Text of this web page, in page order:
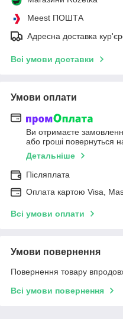
Meest ПОШТА
Адресна доставка
Всі умови доставки
Умови оплати
Ви отримаєте
або гроші повернуться
Детальніше
Післяплата
Оплата картою Visa,
Всі умови оплати
Умови повернення
Повернення товару
Всі умови повернення